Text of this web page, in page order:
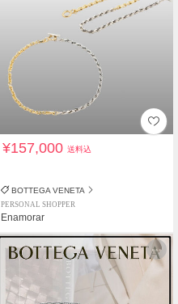
¥157,000送料込
BOTTEGA VENETA
PERSONAL SHOPPER
Enamorar